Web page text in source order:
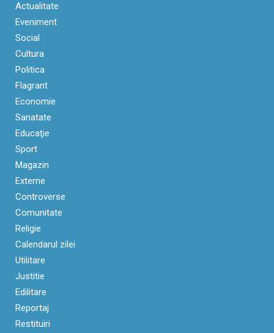
Actualitate
Eveniment
Social
Cultura
Politica
Flagrant
Economie
Sanatate
Educaţie
Sport
Magazin
Externe
Controverse
Comunitate
Religie
Calendarul zilei
Utilitare
Justitie
Edilitare
Reportaj
Restituiri